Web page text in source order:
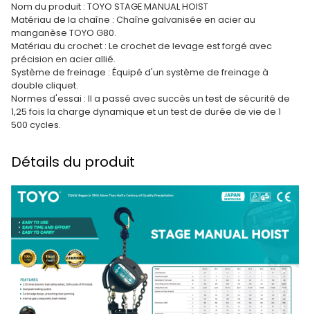
Nom du produit : TOYO STAGE MANUAL HOIST
Matériau de la chaîne : Chaîne galvanisée en acier au
manganèse TOYO G80.
Matériau du crochet : Le crochet de levage est forgé avec
précision en acier allié.
Système de freinage : Équipé d'un système de freinage à
double cliquet.
Normes d'essai : Il a passé avec succès un test de sécurité de
1,25 fois la charge dynamique et un test de durée de vie de 1
500 cycles.
Détails du produit